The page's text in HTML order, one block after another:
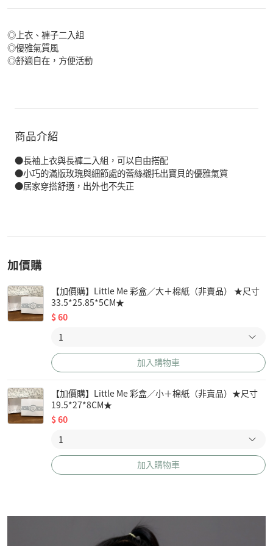
◎上衣、褲子二入組
◎優雅氣質風
◎舒適自在，方便活動
商品介紹
●長袖上衣與長褲二入組，可以自由搭配
●小巧的滿版玫瑰與細節處的蕾絲襯托出寶貝的優雅氣質
●居家穿搭舒適，出外也不失正
加價購
【加價購】Little Me 彩盒／大＋棉紙（非賣品） ★尺寸
33.5*25.85*5CM★
$60
加入購物車
【加價購】Little Me 彩盒／小＋棉紙（非賣品）★尺寸
19.5*27*8CM★
$60
加入購物車